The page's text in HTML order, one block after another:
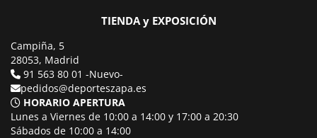
TIENDA y EXPOSICIÓN
Campiña, 5
28053, Madrid
91 563 80 01 -Nuevo-
pedidos@deporteszapa.es
HORARIO APERTURA
Lunes a Viernes de 10:00 a 14:00 y 17:00 a 20:30
Sábados de 10:00 a 14:00